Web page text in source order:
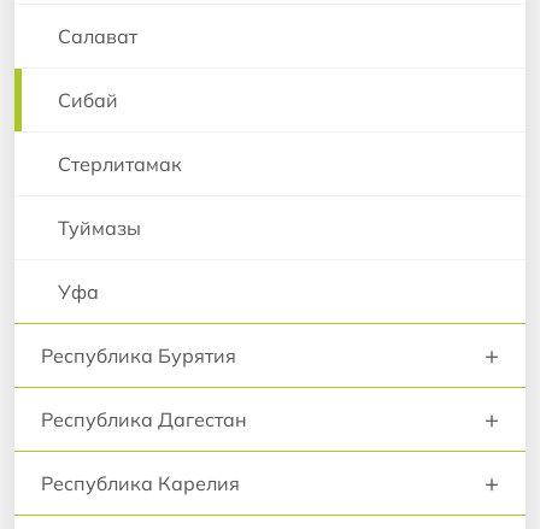
Салават
Сибай
Стерлитамак
Туймазы
Уфа
Республика Бурятия +
Республика Дагестан +
Республика Карелия +